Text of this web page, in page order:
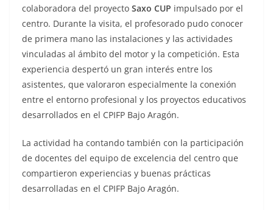
colaboradora del proyecto Saxo CUP impulsado por el
centro. Durante la visita, el profesorado pudo conocer
de primera mano las instalaciones y las actividades
vinculadas al ámbito del motor y la competición. Esta
experiencia despertó un gran interés entre los
asistentes, que valoraron especialmente la conexión
entre el entorno profesional y los proyectos educativos
desarrollados en el CPIFP Bajo Aragón.
La actividad ha contando también con la participación
de docentes del equipo de excelencia del centro que
compartieron experiencias y buenas prácticas
desarrolladas en el CPIFP Bajo Aragón.